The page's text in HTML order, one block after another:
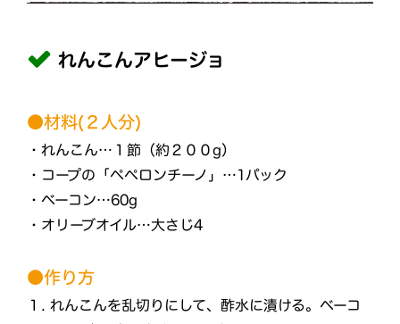
れんこんアヒージョ
●材料(２人分)
・れんこん…１節（約２００g）
・コープの「ペペロンチーノ」…1パック
・ベーコン…60g
・オリーブオイル…大さじ4
●作り方
１. れんこんを乱切りにして、酢水に漬ける。ベーコ